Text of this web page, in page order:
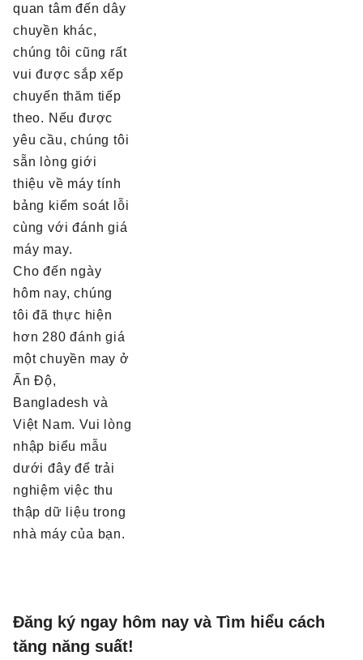
quan tâm đến dây
chuyền khác,
chúng tôi cũng rất
vui được sắp xếp
chuyến thăm tiếp
theo. Nếu được
yêu cầu, chúng tôi
sẵn lòng giới
thiệu về máy tính
bảng kiểm soát lỗi
cùng với đánh giá
máy may.
Cho đến ngày
hôm nay, chúng
tôi đã thực hiện
hơn 280 đánh giá
một chuyền may ở
Ấn Độ,
Bangladesh và
Việt Nam. Vui lòng
nhập biểu mẫu
dưới đây để trải
nghiệm việc thu
thập dữ liệu trong
nhà máy của bạn.
Đăng ký ngay hôm nay và Tìm hiểu cách
tăng năng suất!